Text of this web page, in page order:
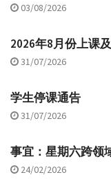
03/08/2026
2026年8月份上课
31/07/2026
学生停课通告
31/07/2026
事宜：星期六跨领
24/02/2026